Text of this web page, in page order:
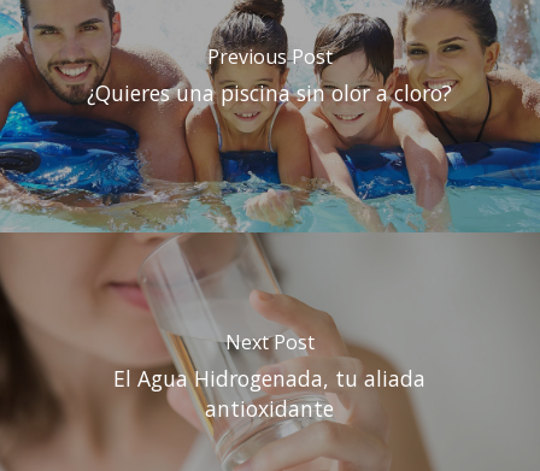
Previous Post
¿Quieres una piscina sin olor a cloro?
Next Post
El Agua Hidrogenada, tu aliada
antioxidante